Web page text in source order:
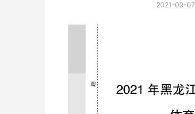
2021-09-07